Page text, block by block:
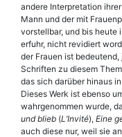
andere Interpretation
Mann und der mit
vorstellbar, und bis heute
erfuhr, nicht revidiert
der Frauen ist
Schriften zu diesem
das sich darüber hinaus
Dieses Werk ist ebenso
wahrgenommen wurde,
und blieb (L’Invité), Eine
auch diese nur, weil sie